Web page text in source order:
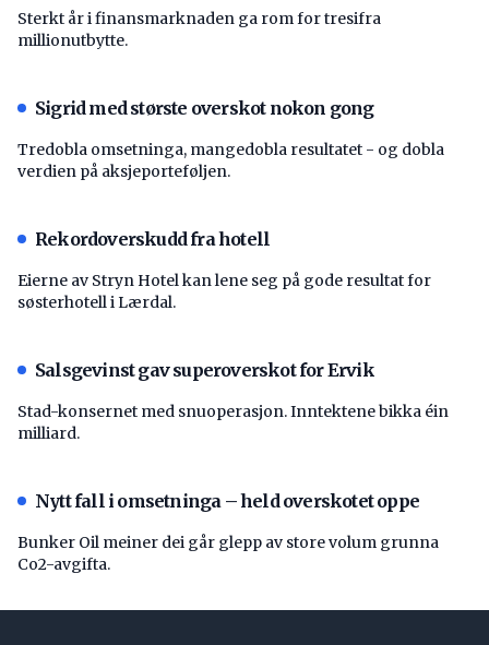
Sterkt år i finansmarknaden ga rom for tresifra
millionutbytte.
Sigrid med største overskot nokon gong
Tredobla omsetninga, mangedobla resultatet - og dobla
verdien på aksjeporteføljen.
Rekordoverskudd fra hotell
Eierne av Stryn Hotel kan lene seg på gode resultat for
søsterhotell i Lærdal.
Salsgevinst gav superoverskot for Ervik
Stad-konsernet med snuoperasjon. Inntektene bikka éin
milliard.
Nytt fall i omsetninga – held overskotet oppe
Bunker Oil meiner dei går glepp av store volum grunna
Co2-avgifta.